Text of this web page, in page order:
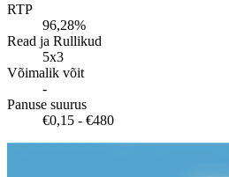
RTP
96,28%
Read ja Rullikud
5x3
Võimalik võit
-
Panuse suurus
€0,15 - €480